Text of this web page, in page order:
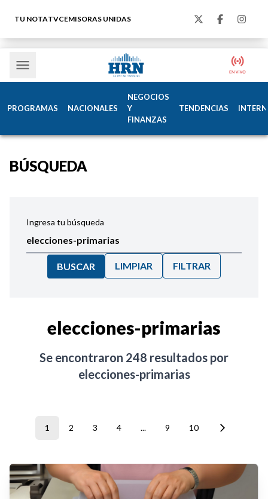
TU NOTATVCEMISORAS UNIDAS
PROGRAMAS NACIONALES
NEGOCIOS
Y
FINANZAS
TENDENCIAS
BÚSQUEDA
Ingresa tu búsqueda
BUSCAR LIMPIAR FILTRAR
elecciones-primarias
Se encontraron 248 resultados por
elecciones-primarias
1 2 3 4 ... 9 10